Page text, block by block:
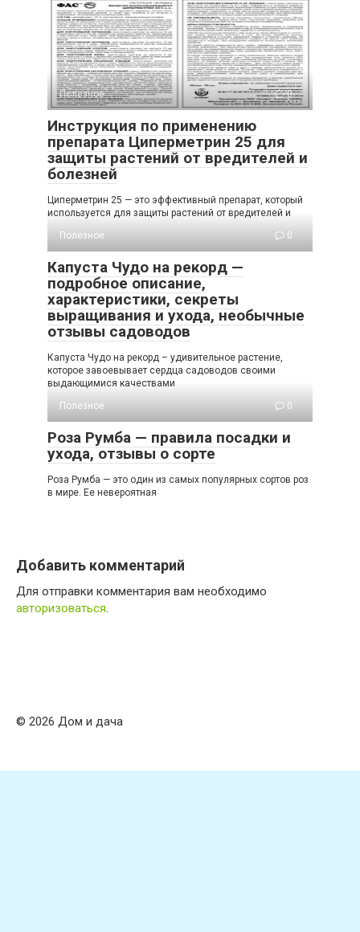
Полезное 0
Инструкция по применению
препарата Циперметрин 25 для
защиты растений от вредителей и
болезней
Циперметрин 25 — это эффективный препарат, который
используется для защиты растений от вредителей и
Полезное
0
Капуста Чудо на рекорд —
подробное описание,
характеристики, секреты
выращивания и ухода, необычные
отзывы садоводов
Капуста Чудо на рекорд – удивительное растение,
которое завоевывает сердца садоводов своими
выдающимися качествами
Полезное
0
Роза Румба — правила посадки и
ухода, отзывы о сорте
Роза Румба — это один из самых популярных сортов роз
в мире. Ее невероятная
Добавить комментарий
Для отправки комментария вам необходимо
авторизоваться
© 2026 Дом и дача